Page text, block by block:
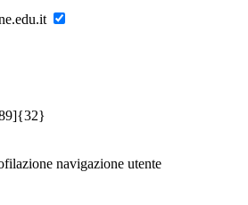
navigazione utente